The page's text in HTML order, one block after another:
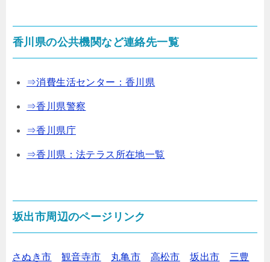
香川県の公共機関など連絡先一覧
⇒消費生活センター：香川県
⇒香川県警察
⇒香川県庁
⇒香川県：法テラス所在地一覧
坂出市周辺のページリンク
さぬき市 観音寺市 丸亀市 高松市 坂出市
三豊